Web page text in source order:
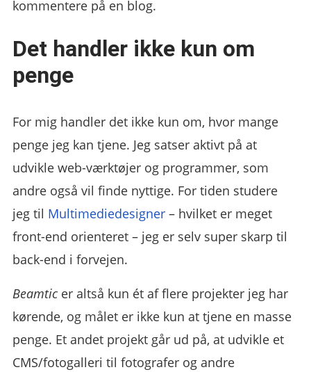
kommentere på en blog.
Det handler ikke kun om
penge
For mig handler det ikke kun om, hvor mange
penge jeg kan tjene. Jeg satser aktivt på at
udvikle web-værktøjer og programmer, som
andre også vil finde nyttige. For tiden studere
jeg til Multimediedesigner – hvilket er meget
front-end orienteret – jeg er selv super skarp til
back-end i forvejen.
Beamtic er altså kun ét af flere projekter jeg har
kørende, og målet er ikke kun at tjene en masse
penge. Et andet projekt går ud på, at udvikle et
CMS/fotogalleri til fotografer og andre